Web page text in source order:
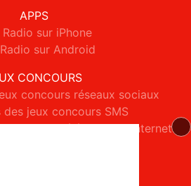
APPS
Radio sur iPhone
sur Android
CONCOURS
concours réseaux sociaux
des jeux concours SMS
concours téléphone et internet